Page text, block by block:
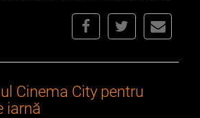
Cinema City pentru
iarnă